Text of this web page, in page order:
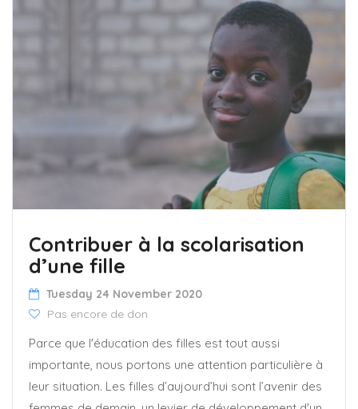
Contribuer à la scolarisation
d’une fille
Tuesday 24 November 2020
Pas encore de don
Parce que l'éducation des filles est tout aussi
importante, nous portons une attention particulière à
leur situation. Les filles d’aujourd’hui sont l’avenir des